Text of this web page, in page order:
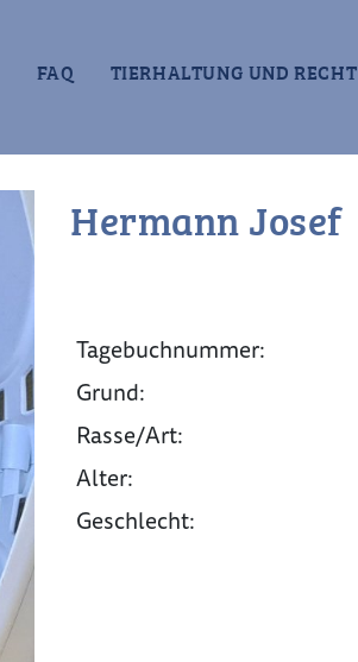
FAQ TIERHALTUNG UND RECHT
Hermann Josef
Tagebuchnummer:
Grund:
Rasse/Art:
Alter:
Geschlecht: